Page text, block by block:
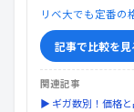
リベ大でも定番の
記事で比較を
関連記事
▶ ギガ数別！価格